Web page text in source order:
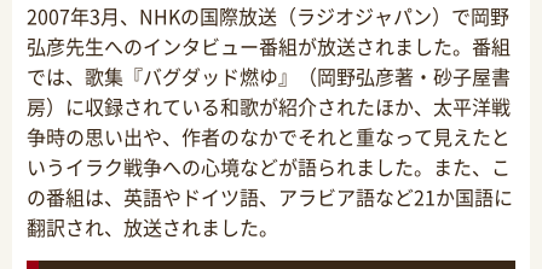
2007年3月、NHKの国際放送（ラジオジャパン）で岡野
弘彦先生へのインタビュー番組が放送されました。番組
では、歌集『バグダッド燃ゆ』（岡野弘彦著・砂子屋書
房）に収録されている和歌が紹介されたほか、太平洋戦
争時の思い出や、作者のなかでそれと重なって見えたと
いうイラク戦争への心境などが語られました。また、こ
の番組は、英語やドイツ語、アラビア語など21か国語に
翻訳され、放送されました。